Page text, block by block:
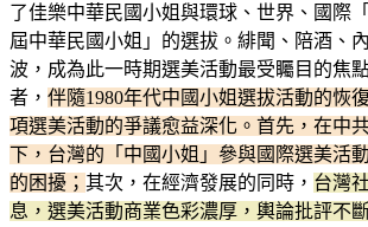
了佳樂中華民國小姐與環球、世界、國際
屆中華民國小姐」的選拔。緋聞、陪酒、
波，成為此一時期選美活動最受矚目的焦
者， 伴隨1980年代中國小姐選拔活動的恢
項選美活動的爭議愈益深化。首先，在中
下，台灣的「中國小姐」參與國際選美活
的困擾； 其次，在經濟發展的同時， 台灣
息，選美活動商業色彩濃厚，輿論批評不